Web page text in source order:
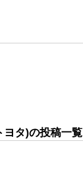
ヨタ)の投稿一覧